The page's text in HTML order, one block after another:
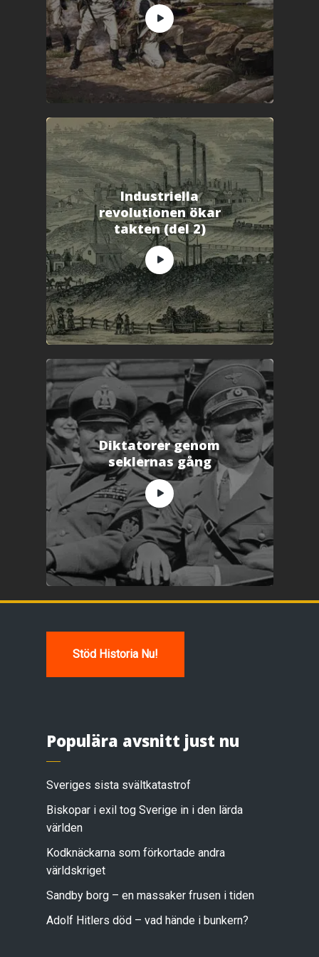
n
s
t
e
r
)
Industriella
revolutionen ökar
takten (del 2)
Diktatorer genom
seklernas gång
Stöd Historia Nu!
Populära avsnitt just nu
Sveriges sista svältkatastrof
Biskopar i exil tog Sverige in i den lärda
världen
Kodknäckarna som förkortade andra
världskriget
Sandby borg – en massaker frusen i tiden
Adolf Hitlers död – vad hände i bunkern?